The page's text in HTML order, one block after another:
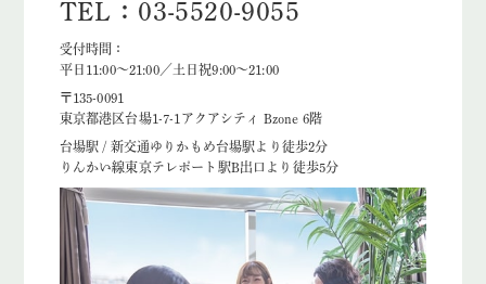
TEL：03-5520-9055
受付時間：
平日11:00～21:00／土日祝9:00～21:00
〒135-0091
東京都港区台場1-7-1アクアシティ Bzone 6階
台場駅 / 新交通ゆりかもめ台場駅より徒歩2分
りんかい線東京テレポート駅B出口より徒歩5分